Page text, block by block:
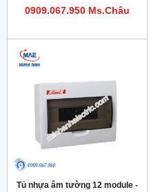
0909.067.950 Ms.Châu
Tủ nhựa âm tường 12 module -